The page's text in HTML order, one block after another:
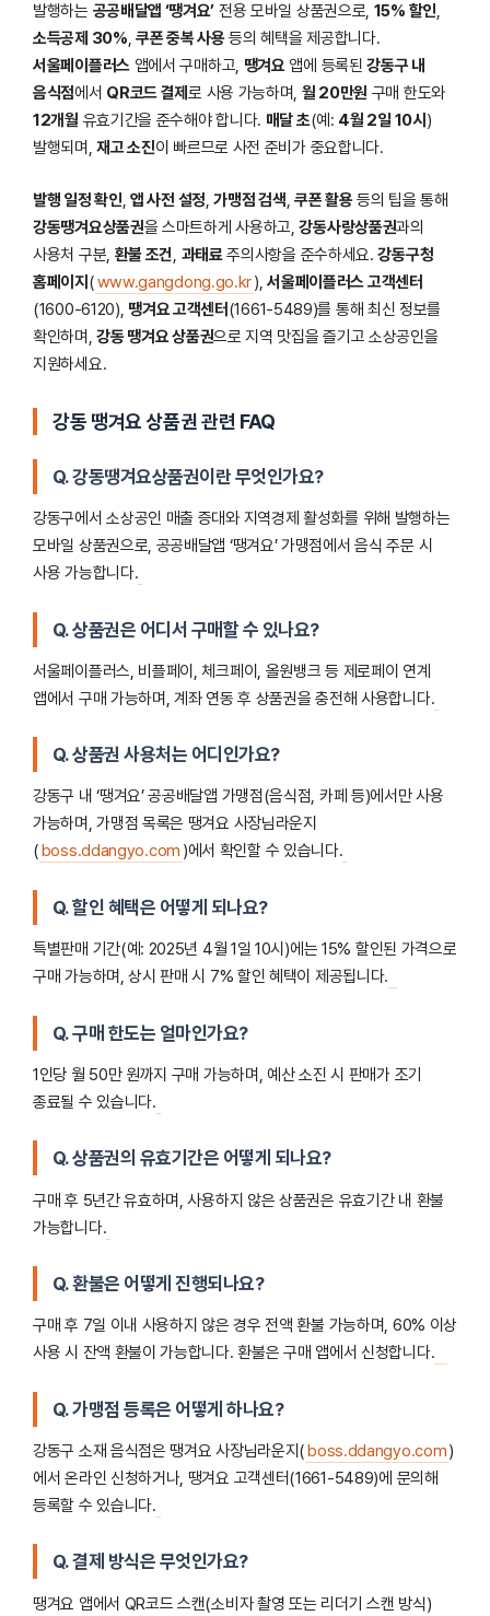
발행하는 공공배달앱 ‘땡겨요’ 전용 모바일 상품권으로, 15% 할인,
소득공제 30%,쿠폰 중복 사용등의 혜택을 제공합니다.
서울페이플러스앱에서 구매하고, 땡겨요앱에 등록된강동구 내
음식점에서 QR코드 결제로 사용 가능하며, 월 20만원 구매 한도와
12개월 유효기간을 준수해야 합니다. 매달 초(예: 4월 2일 10시 )
발행되며,재고 소진이 빠르므로 사전 준비가 중요합니다.
발행 일정 확인,앱 사전 설정,가맹점 검색, 쿠폰 활용등의 팁을 통해
강동땡겨요상품권을 스마트하게 사용하고,강동사랑상품권과의
사용처 구분, 환불 조건, 과태료주의사항을 준수하세요.강동구청
홈페이지 (www.gangdong.go.kr),서울페이플러스 고객센터
(1600-6120), 땡겨요 고객센터 (1661-5489)를 통해 최신 정보를
확인하며,강동 땡겨요 상품권으로 지역 맛집을 즐기고 소상공인을
지원하세요.
강동 땡겨요 상품권 관련 FAQ
Q. 강동땡겨요상품권이란 무엇인가요?
강동구에서 소상공인 매출 증대와 지역경제 활성화를 위해 발행하는
모바일 상품권으로, 공공배달앱 ‘땡겨요’ 가맹점에서 음식 주문 시
사용 가능합니다.
Q. 상품권은 어디서 구매할 수 있나요?
서울페이플러스, 비플페이, 체크페이, 올원뱅크 등 제로페이 연계
앱에서 구매 가능하며, 계좌 연동 후 상품권을 충전해 사용합니다.
Q. 상품권 사용처는 어디인가요?
강동구 내 ‘땡겨요’ 공공배달앱 가맹점(음식점, 카페 등)에서만 사용
가능하며, 가맹점 목록은 땡겨요 사장님라운지
( boss.ddangyo.com )에서 확인할 수 있습니다.
Q. 할인 혜택은 어떻게 되나요?
특별판매 기간(예: 2025년 4월 1일 10시)에는 15% 할인된 가격으로
구매 가능하며, 상시 판매 시 7% 할인 혜택이 제공됩니다.
Q. 구매 한도는 얼마인가요?
1인당 월 50만 원까지 구매 가능하며, 예산 소진 시 판매가 조기
종료될 수 있습니다.
Q. 상품권의 유효기간은 어떻게 되나요?
구매 후 5년간 유효하며, 사용하지 않은 상품권은 유효기간 내 환불
가능합니다.
Q. 환불은 어떻게 진행되나요?
구매 후 7일 이내 사용하지 않은 경우 전액 환불 가능하며, 60% 이상
사용 시 잔액 환불이 가능합니다. 환불은 구매 앱에서 신청합니다.
Q. 가맹점 등록은 어떻게 하나요?
강동구 소재 음식점은 땡겨요 사장님라운지(boss.ddangyo.com)
에서 온라인 신청하거나, 땡겨요 고객센터(1661-5489)에 문의해
등록할 수 있습니다.
Q. 결제 방식은 무엇인가요?
땡겨요 앱에서 QR코드 스캔(소비자 촬영 또는 리더기 스캔 방식)